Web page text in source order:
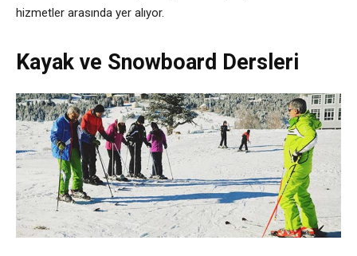
hizmetler arasında yer alıyor.
Kayak ve Snowboard Dersleri